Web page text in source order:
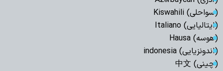
(سواحلی) Kiswahili
(ایتالیایی) Italiano
(هوسه) Hausa
(اندونزیایی) indonesia
(چینی) 中文